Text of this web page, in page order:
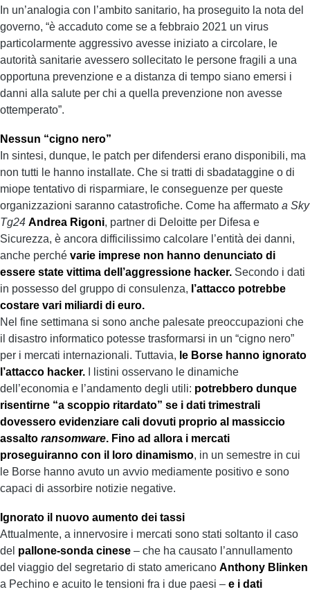
In un’analogia con l’ambito sanitario, ha proseguito la nota del
governo, “è accaduto come se a febbraio 2021 un virus
particolarmente aggressivo avesse iniziato a circolare, le
autorità sanitarie avessero sollecitato le persone fragili a una
opportuna prevenzione e a distanza di tempo siano emersi i
danni alla salute per chi a quella prevenzione non avesse
ottemperato”.
Nessun “cigno nero”
In sintesi, dunque, le patch per difendersi erano disponibili, ma
non tutti le hanno installate. Che si tratti di sbadataggine o di
miope tentativo di risparmiare, le conseguenze per queste
organizzazioni saranno catastrofiche. Come ha affermato a Sky
Tg24 Andrea Rigoni, partner di Deloitte per Difesa e
Sicurezza, è ancora difficilissimo calcolare l’entità dei danni,
anche perché varie imprese non hanno denunciato di
essere state vittima dell’aggressione hacker. Secondo i dati
in possesso del gruppo di consulenza, l’attacco potrebbe
costare vari miliardi di euro.
Nel fine settimana si sono anche palesate preoccupazioni che
il disastro informatico potesse trasformarsi in un “cigno nero”
per i mercati internazionali. Tuttavia, le Borse hanno ignorato
l’attacco hacker. I listini osservano le dinamiche
dell’economia e l’andamento degli utili: potrebbero dunque
risentirne “a scoppio ritardato” se i dati trimestrali
dovessero evidenziare cali dovuti proprio al massiccio
assalto ransomware. Fino ad allora i mercati
proseguiranno con il loro dinamismo, in un semestre in cui
le Borse hanno avuto un avvio mediamente positivo e sono
capaci di assorbire notizie negative.
Ignorato il nuovo aumento dei tassi
Attualmente, a innervosire i mercati sono stati soltanto il caso
del pallone-sonda cinese – che ha causato l’annullamento
del viaggio del segretario di stato americano Anthony Blinken
a Pechino e acuito le tensioni fra i due paesi – e i dati